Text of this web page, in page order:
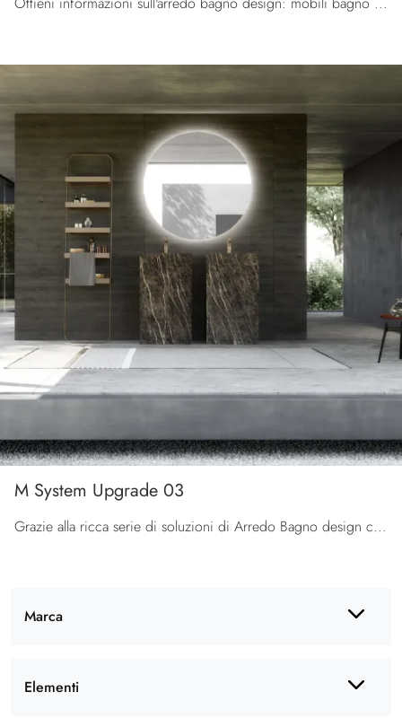
Marca
Elementi
M System Upgrade 03
Grazie alla ricca serie di soluzioni di Arredo Bagno design con mobili bagno a terra di Baxar, ogni spazio diventa esteticamente apprezzabile e ...